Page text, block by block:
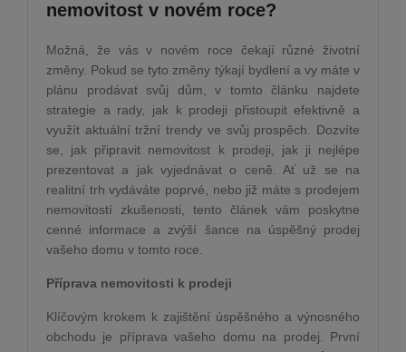
nemovitost v novém roce?
Možná, že vás v novém roce čekají různé životní
změny. Pokud se tyto změny týkají bydlení a vy máte v
plánu prodávat svůj dům, v tomto článku najdete
strategie a rady, jak k prodeji přistoupit efektivně a
využít aktuální tržní trendy ve svůj prospěch. Dozvíte
se, jak připravit nemovitost k prodeji, jak ji nejlépe
prezentovat a jak vyjednávat o ceně. Ať už se na
realitní trh vydáváte poprvé, nebo již máte s prodejem
nemovitostí zkušenosti, tento článek vám poskytne
cenné informace a zvýší šance na úspěšný prodej
vašeho domu v tomto roce.
Příprava nemovitosti k prodeji
Klíčovým krokem k zajištění úspěšného a výnosného
obchodu je příprava vašeho domu na prodej. První